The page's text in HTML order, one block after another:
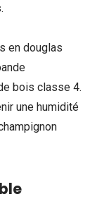
en douglas
bois classe 4.
une humidité